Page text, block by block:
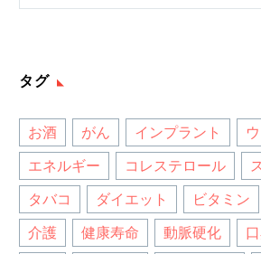
タグ
お酒 がん インプラント
エネルギー
コレステロール
タバコ
ダイエット ビタミン
介護
健康寿命 動脈硬化